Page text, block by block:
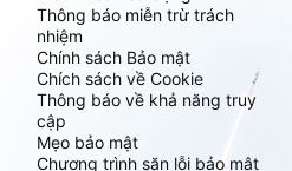
Thông báo miễn trừ trách
nhiệm
Chính sách Bảo mật
Chích sách về Cookie
Thông báo về khả năng truy
cập
Mẹo bảo mật
Chương trình săn lỗi bảo mật